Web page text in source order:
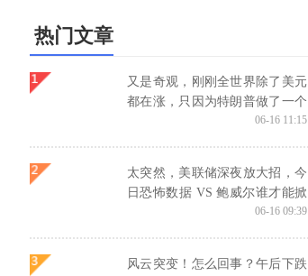
热门文章
又是奇观，刚刚全世界除了美元
都在涨，只因为特朗普做了一个
06-16 11:15
太突然，美联储深夜放大招，今
日恐怖数据 VS 鲍威尔谁才能掀
06-16 09:39
风云突变！怎么回事？午后下跌